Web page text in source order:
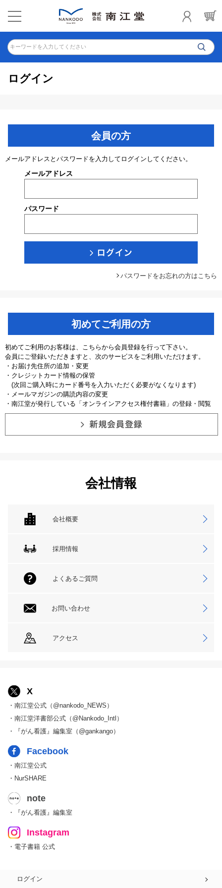
キーワードを入力してください
ログイン
会員の方
メールアドレスとパスワードを入力してログインしてください。
メールアドレス
パスワード
パスワードをお忘れの方はこちら
初めてご利用の方
初めてご利用のお客様は、こちらから会員登録を行って下さい。
会員にご登録いただきますと、次のサービスをご利用いただけます。
・お届け先住所の追加・変更
・クレジットカード情報の保管
(次回ご購入時にカード番号を入力いただく必要がなくなります)
・メールマガジンの購読内容の変更
・南江堂が発行している「オンラインアクセス権付書籍」の登録・閲覧
会社情報
会社概要
採用情報
よくあるご質問
お問い合わせ
アクセス
X
・南江堂公式（@nankodo_NEWS）
・南江堂洋書部公式（@Nankodo_Intl）
・『がん看護』編集室（@gankango）
Facebook
・南江堂公式
・NurSHARE
note
・『がん看護』編集室
Instagram
・電子書籍 公式
ログイン